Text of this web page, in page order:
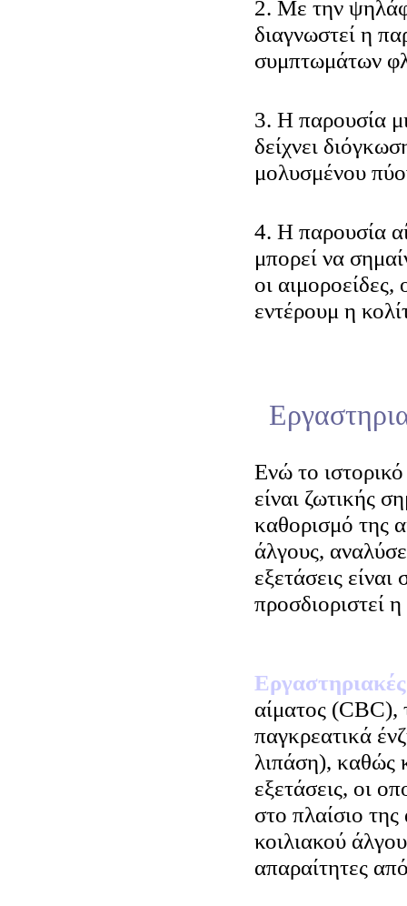
2. Με την
διαγνωστεί η
συμπτωμάτων
3. Η παρουσία
δείχνει
μολυσμένου
4. Η παρουσία
μπορεί να
οι
εντέρουμ η
Ενώ το
είναι ζωτικής
καθορισμό της
άλγους,
εξετάσεις
προσδιοριστεί η
αίματος (CBC),
παγκρεατικά
λιπάση), καθώς
εξετάσεις, οι
στο πλαίσιο
κοιλιακού
απαραίτητες